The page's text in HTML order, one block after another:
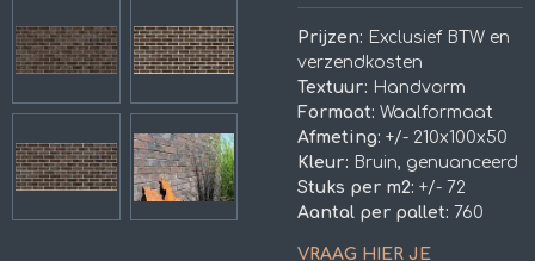
Prijzen: Exclusief BTW en
verzendkosten
Textuur: Handvorm
Formaat: Waalformaat
Afmeting: +/- 210x100x50
Kleur: Bruin, genuanceerd
Stuks per m2: +/- 72
Aantal per pallet: 760
VRAAG HIER JE